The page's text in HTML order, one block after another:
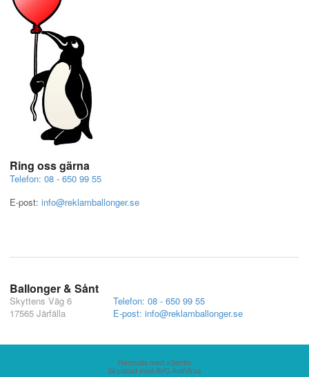
Ring oss gärna
Telefon: 08 - 650 99 55
E-post: info@reklamballonger.se
Ballonger & Sånt
Skyttens Väg 6
17565 Järfälla
Telefon: 08 - 650 99 55
E-post: info@reklamballonger.se
Hemsida med xSentio
Skyddad med AVG AntiVirus